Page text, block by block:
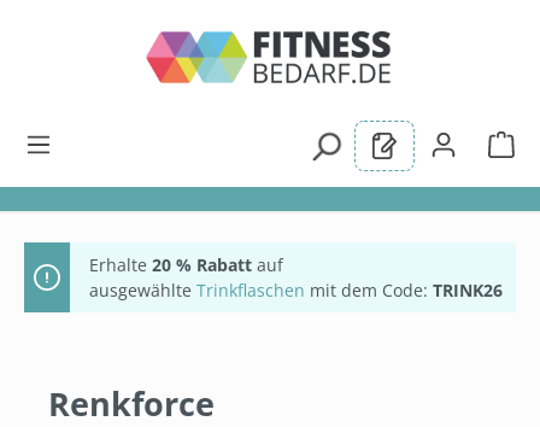
Erhalte 20 % Rabatt auf
ausgewählte Trinkflaschen mit dem Code: TRINK26
Renkforce